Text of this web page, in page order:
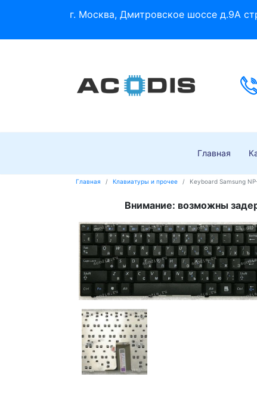
г. Москва, Дмитровское шоссе д.9А
Главная
Главная Клавиатуры и прочее Keyboard Samsung
Внимание: возможны